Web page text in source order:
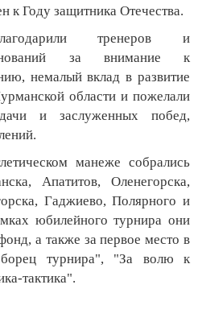
к Году защитника Отечества.
тренеров и
за внимание к
немалый вклад в развитие
области и пожелали
и заслуженных побед,
манеже собрались
Апатитов, Оленегорска,
Гаджиево, Полярного и
юбилейного турнира они
а также за первое место в
турнира", "За волю к
тактика".